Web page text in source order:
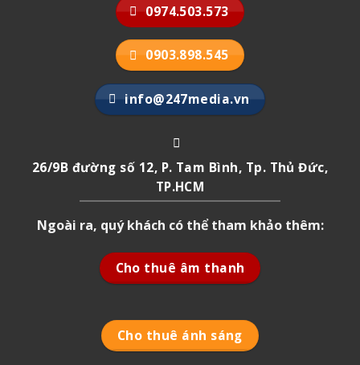
0974.503.573
0903.898.545
info@247media.vn
26/9B đường số 12, P. Tam Bình, Tp. Thủ Đức,
TP.HCM
Ngoài ra, quý khách có thể tham khảo thêm:
Cho thuê âm thanh
Cho thuê ánh sáng